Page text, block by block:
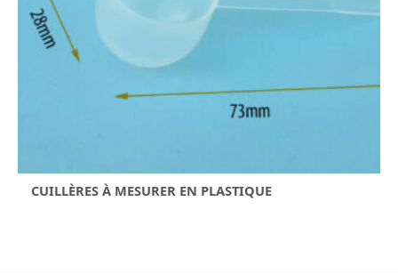
CUILLÈRES À MESURER EN PLASTIQUE